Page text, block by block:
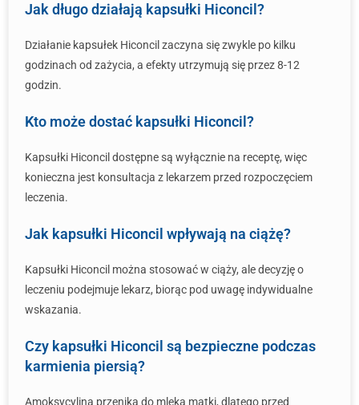
Jak długo działają kapsułki Hiconcil?
Działanie kapsułek Hiconcil zaczyna się zwykle po kilku
godzinach od zażycia, a efekty utrzymują się przez 8-12
godzin.
Kto może dostać kapsułki Hiconcil?
Kapsułki Hiconcil dostępne są wyłącznie na receptę, więc
konieczna jest konsultacja z lekarzem przed rozpoczęciem
leczenia.
Jak kapsułki Hiconcil wpływają na ciążę?
Kapsułki Hiconcil można stosować w ciąży, ale decyzję o
leczeniu podejmuje lekarz, biorąc pod uwagę indywidualne
wskazania.
Czy kapsułki Hiconcil są bezpieczne podczas
karmienia piersią?
Amoksycylina przenika do mleka matki, dlatego przed